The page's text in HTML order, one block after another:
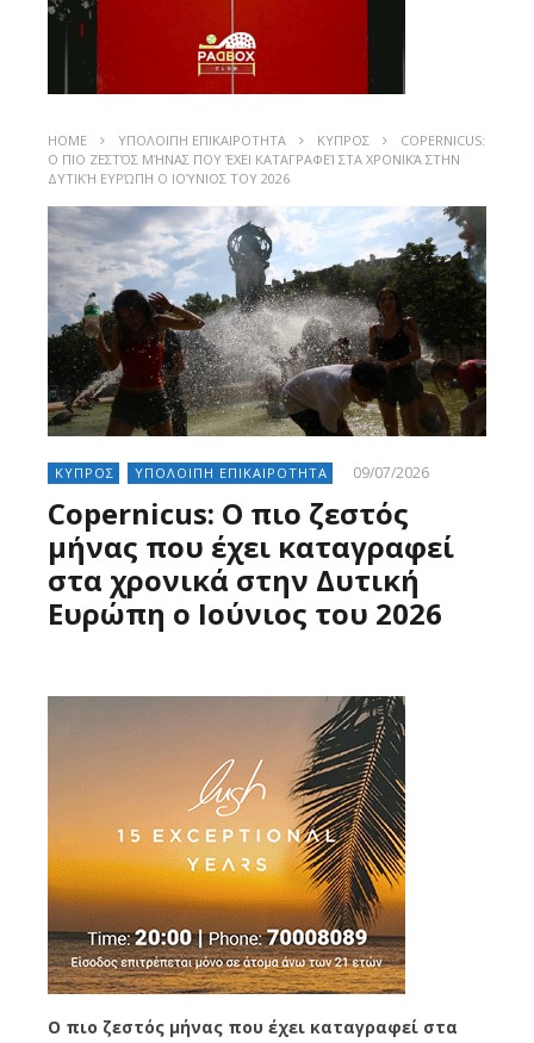
HOME ΥΠΟΛΟΙΠΗ ΕΠΙΚΑΙΡΟΤΗΤΑ ΚΥΠΡΟΣ
COPERNICUS:
Ο ΠΙΟ ΖΕΣΤΌΣ ΜΉΝΑΣ ΠΟΥ ΈΧΕΙ ΚΑΤΑΓΡΑΦΕΊ ΣΤΑ ΧΡΟΝΙΚΆ ΣΤΗΝ
ΔΥΤΙΚΉ ΕΥΡΏΠΗ Ο ΙΟΎΝΙΟΣ ΤΟΥ 2026
ΚΥΠΡΟΣ ΥΠΟΛΟΙΠΗ ΕΠΙΚΑΙΡΟΤΗΤΑ 09/07/2026
Copernicus: Ο πιο ζεστός
μήνας που έχει καταγραφεί
στα χρονικά στην Δυτική
Ευρώπη ο Ιούνιος του 2026
Ο πιο ζεστός μήνας που έχει καταγραφεί στα